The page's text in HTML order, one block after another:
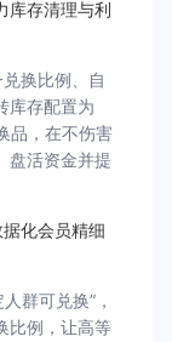
库存清理与利
换比例、自
库存配置为
品，在不伤害
盘活资金并提
化会员精细
群可兑换”，
比例，让高等